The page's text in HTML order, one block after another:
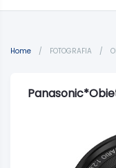
Home / FOTOGRAFIA /